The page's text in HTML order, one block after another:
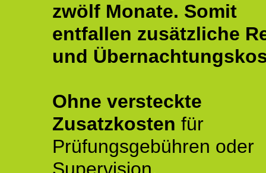
zwölf Monate. Somit
entfallen zusätzliche
und
Ohne versteckte
Zusatzkosten für
Prüfungsgebühren oder